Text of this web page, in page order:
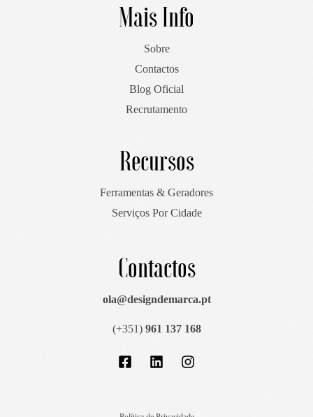
Mais Info
Sobre
Contactos
Blog Oficial
Recrutamento
Recursos
Ferramentas & Geradores
Serviços Por Cidade
Contactos
ola@designdemarca.pt
(+351) 961 137 168